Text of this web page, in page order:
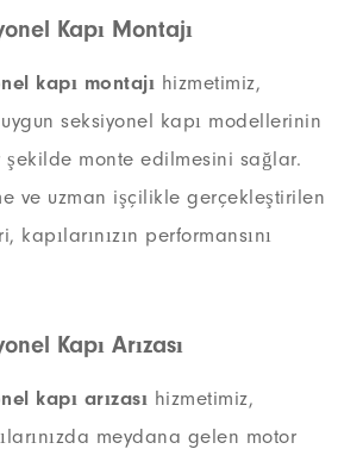
Kapı Montajı
kapı montajı hizmetimiz,
seksiyonel kapı modellerinin
şekilde monte edilmesini sağlar.
ve uzman işçilikle gerçekleştirilen
kapılarınızın performansını
Kapı Arızası
kapı arızası hizmetimiz,
meydana gelen motor